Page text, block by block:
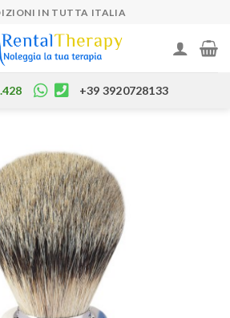
IN TUTTA ITALIA
+39 3920728133